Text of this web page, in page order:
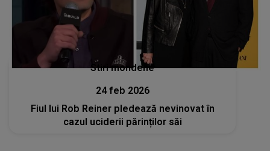
Stiri mondene
24 feb 2026
Fiul lui Rob Reiner pledează nevinovat în
cazul uciderii părinților săi